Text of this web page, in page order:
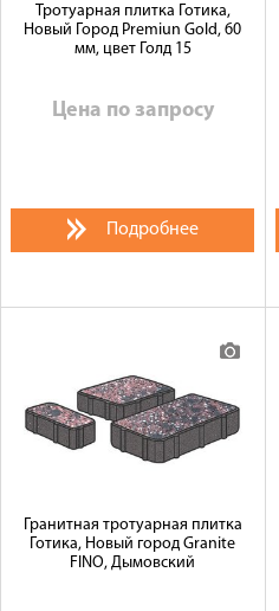
Тротуарная плитка Готика,
Новый Город Premiun Gold, 60
мм, цвет Голд 15
Цена по запросу
Подробнее
Гранитная тротуарная плитка
Готика, Новый город Granite
FINO, Дымовский